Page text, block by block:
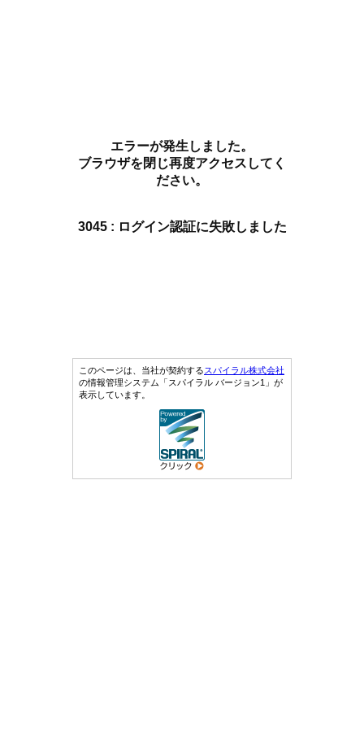
エラーが発生しました。
ブラウザを閉じ再度アクセスしてく
ださい。
3045 : ログイン認証に失敗しました
このページは、当社が契約するスパイラル株式会社
の情報管理システム「スパイラル バージョン1」が
表示しています。